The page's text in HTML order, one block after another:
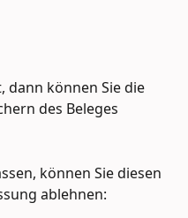
dann können Sie die
des Beleges
können Sie diesen
ablehnen: